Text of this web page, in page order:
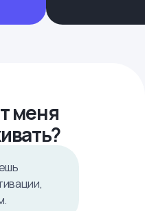
меня